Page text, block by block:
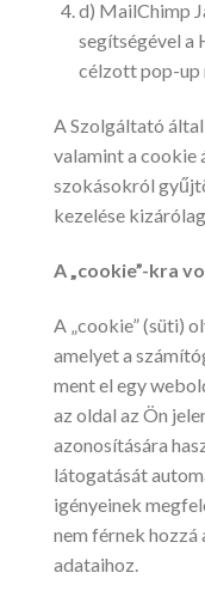
d) MailChimp
segítségével a
célzott pop-up
A Szolgáltató
valamint a
szokásokról
kezelése
A „cookie”-kra
A „cookie” (süti)
amelyet a
ment el egy
az oldal az Ön
azonosítására
látogatását
igényeinek
nem férnek hozzá
adataihoz.